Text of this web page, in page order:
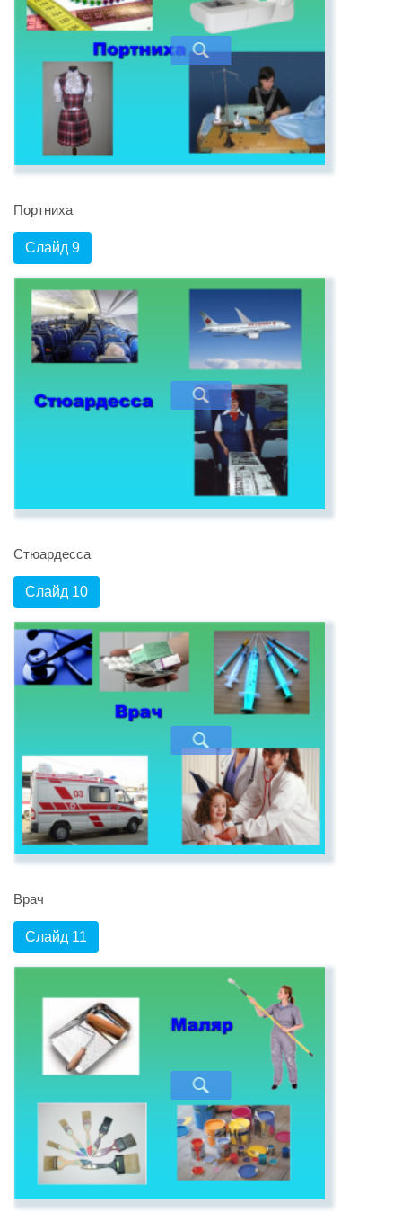
Портниха
Слайд 9
Стюардесса
Слайд 10
Врач
Слайд 11